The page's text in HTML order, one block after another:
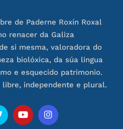
de Paderne Roxín Roxal
renacer da Galiza
si mesma, valoradora do
biolóxica, da súa lingua
e esquecido patrimonio.
libre, independente e plural.